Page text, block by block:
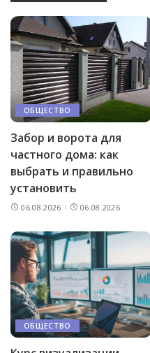
ОБЩЕСТВО
Забор и ворота для
частного дома: как
выбрать и правильно
установить
06.08.2026 06.08.2026
ОБЩЕСТВО